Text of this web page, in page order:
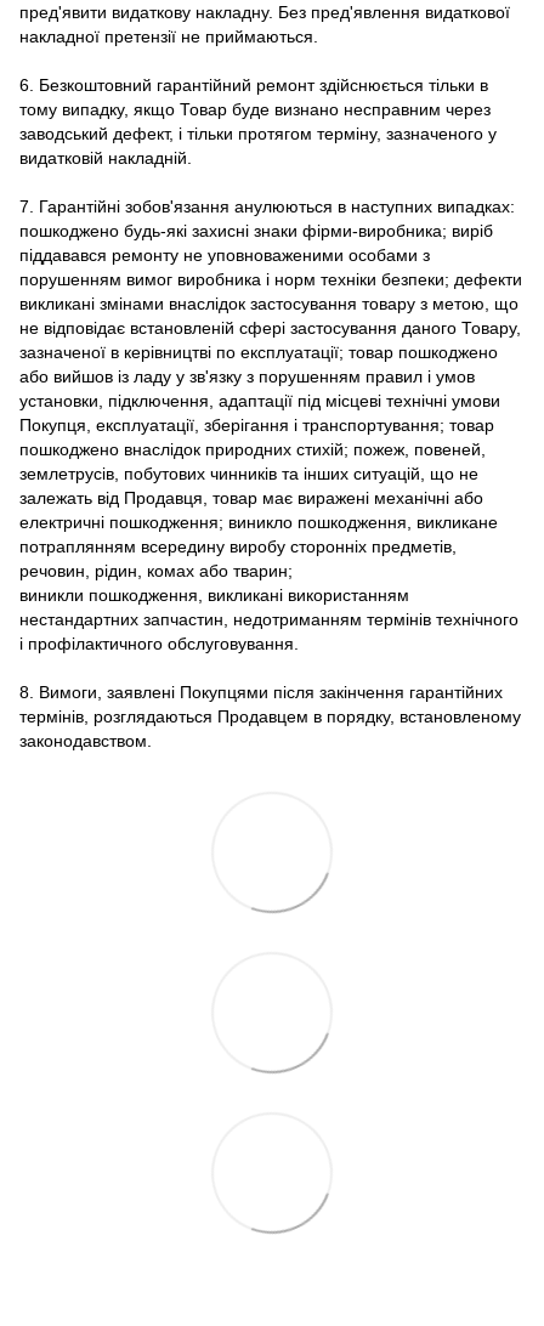
пред'явити видаткову накладну. Без пред'явлення видаткової
накладної претензії не приймаються.
6. Безкоштовний гарантійний ремонт здійснюється тільки в
тому випадку, якщо Товар буде визнано несправним через
заводський дефект, і тільки протягом терміну, зазначеного у
видатковій накладній.
7. Гарантійні зобов'язання анулюються в наступних випадках:
пошкоджено будь-які захисні знаки фірми-виробника; виріб
піддавався ремонту не уповноваженими особами з
порушенням вимог виробника і норм техніки безпеки; дефекти
викликані змінами внаслідок застосування товару з метою, що
не відповідає встановленій сфері застосування даного Товару,
зазначеної в керівництві по експлуатації; товар пошкоджено
або вийшов із ладу у зв'язку з порушенням правил і умов
установки, підключення, адаптації під місцеві технічні умови
Покупця, експлуатації, зберігання і транспортування; товар
пошкоджено внаслідок природних стихій; пожеж, повеней,
землетрусів, побутових чинників та інших ситуацій, що не
залежать від Продавця, товар має виражені механічні або
електричні пошкодження; виникло пошкодження, викликане
потраплянням всередину виробу сторонніх предметів,
речовин, рідин, комах або тварин;
виникли пошкодження, викликані використанням
нестандартних запчастин, недотриманням термінів технічного
і профілактичного обслуговування.
8. Вимоги, заявлені Покупцями після закінчення гарантійних
термінів, розглядаються Продавцем в порядку, встановленому
законодавством.